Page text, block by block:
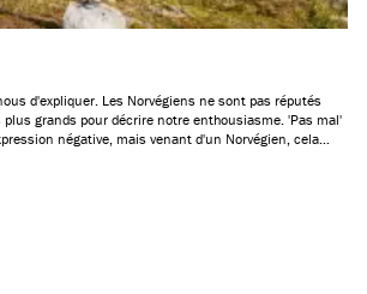
d'expliquer. Les Norvégiens ne sont pas réputés
grands pour décrire notre enthousiasme. 'Pas mal'
négative, mais venant d'un Norvégien, cela